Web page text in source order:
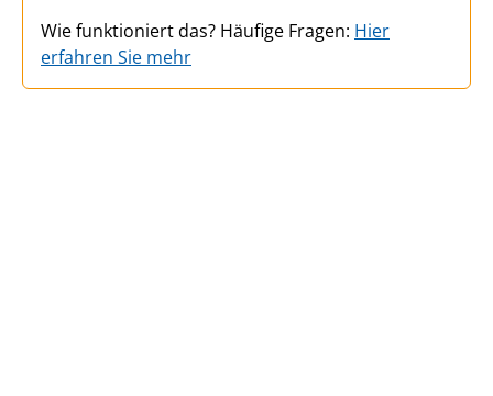
Wie funktioniert das? Häufige Fragen: Hier
erfahren Sie mehr